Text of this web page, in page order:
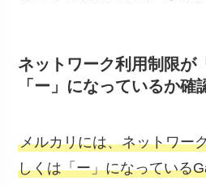
ネットワーク利用制限
「ー」になっているか確
メルカリには、ネットワー
しくは「ー」になっている